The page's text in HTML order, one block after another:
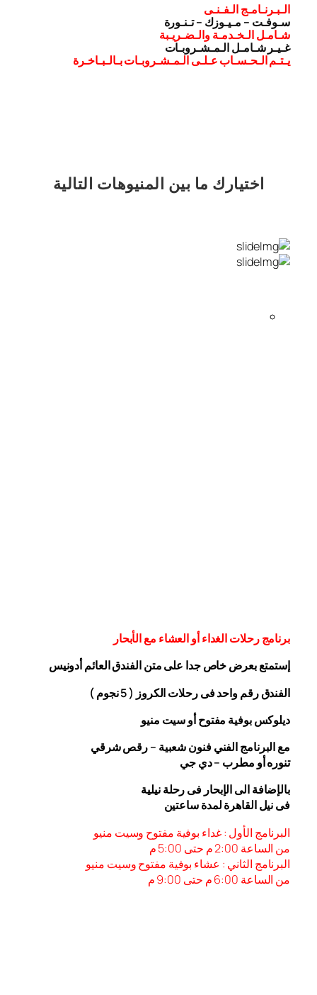
الـبـرنـامـج الـفـنـى
سـوفـت – مـيـوزك – تـنـورة
شـامـل الـخـدمـة والـضـريـبة
غـيـر شـامـل الـمـشـروبـات
يـتـم الـحـسـاب عـلـى الـمـشـروبـات بـالـبـاخـرة
اختيارك ما بين المنيوهات التالية
برنامج رحلات الغداء أو العشاء مع الأبحار
إستمتع بعرض خاص جدا على متن الفندقالعائم أدونيس
الفندق رقم واحد فى رحلات الكروز ( 5 نجوم )
ديلوكس بوفية مفتوح أو سيت منيو
مع البرنامج الفني فنون شعبية – رقص شرقي
تنوره أو مطرب – دي جي
بالإضافة الى الإبحار فى رحلة نيلية
فى نيل القاهرة لمدة ساعتين
البرنامج الأول : غداء بوفية مفتوح وسيت منيو
من الساعة 2:00 م حتى 5:00 م
البرنامج الثاني : عشاء بوفية مفتوح وسيت منيو
من الساعة 6:00
م حتى 9:00 م